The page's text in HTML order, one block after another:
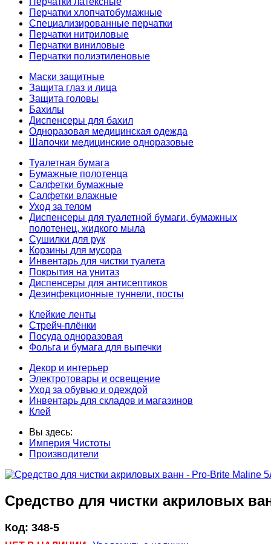
Перчатки хлопчатобумажные
Специализированные перчатки
Перчатки нитриловые
Перчатки виниловые
Перчатки полиэтиленовые
Маски защитные
Защита глаз и лица
Защита головы
Бахилы
Диспенсеры для бахил
Одноразовая медицинская одежда
Шапочки медицинские одноразовые
Туалетная бумага
Бумажные полотенца
Салфетки бумажные
Салфетки влажные
Уход за телом
Диспенсеры для туалетной бумаги, бумажных
полотенец, жидкого мыла
Сушилки для рук
Корзины для мусора
Инвентарь для чистки туалета
Покрытия на унитаз
Диспенсеры для антисептиков
Дезинфекционные туннели, посты
Клейкие ленты
Стрейч-плёнки
Посуда одноразовая
Фольга и бумага для выпечки
Декор и интерьер
Электротовары и освещение
Уход за обувью и одеждой
Инвентарь для складов и магазинов
Клей
Вы здесь:
Империя Чистоты
Производители
Средство для чистки акриловых
Код: 348-5